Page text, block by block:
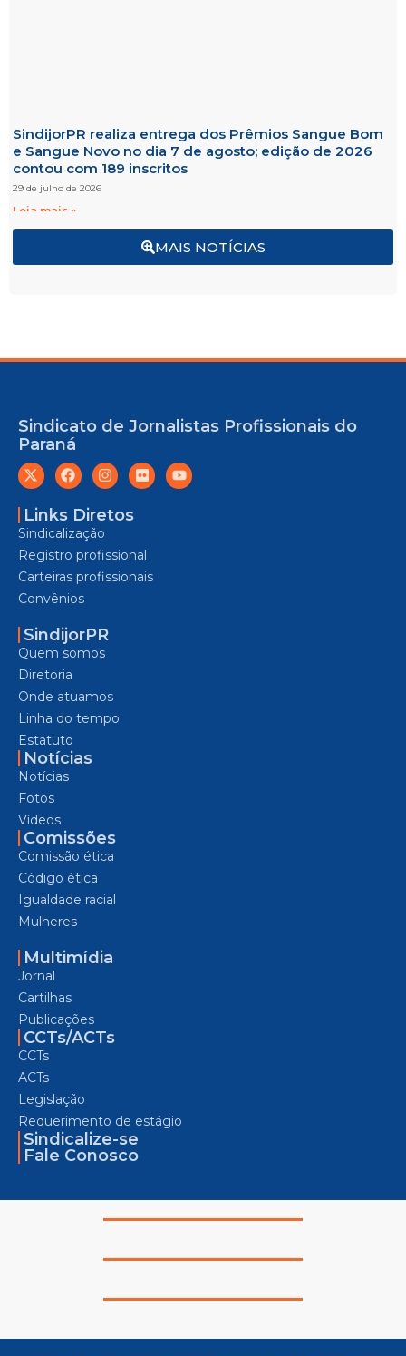
MAIS NOTÍCIAS
SindijorPR realiza entrega dos Prêmios Sangue Bom
e Sangue Novo no dia 7 de agosto; edição de 2026
contou com 189 inscritos
29 de julho de 2026
Leia mais »
Sindicato de Jornalistas Profissionais do
Paraná
Links Diretos
Sindicalização
Registro profissional
Carteiras profissionais
Convênios
SindijorPR
Quem somos
Diretoria
Onde atuamos
Linha do tempo
Estatuto
Notícias
Notícias
Fotos
Vídeos
Comissões
Comissão ética
Código ética
Igualdade racial
Mulheres
Multimídia
Jornal
Cartilhas
Publicações
CCTs/ACTs
CCTs
ACTs
Legislação
Requerimento de estágio
Sindicalize-se
Fale Conosco